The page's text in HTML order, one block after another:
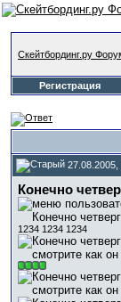
Скейтбординг.ру
Регистрация
27.08.2005,
Конечно
1234 1234 1234